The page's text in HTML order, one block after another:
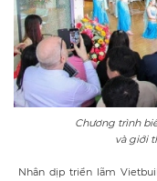
Chương trình
và giới
Nhân dịp triển lãm